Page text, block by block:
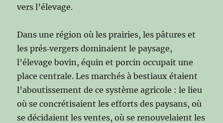
vers l’élevage.
Dans une région où les prairies, les pâtures et
les prés‑vergers dominaient le paysage,
l’élevage bovin, équin et porcin occupait une
place centrale. Les marchés à bestiaux étaient
l’aboutissement de ce système agricole : le lieu
où se concrétisaient les efforts des paysans, où
se décidaient les ventes, où se renouvelaient les